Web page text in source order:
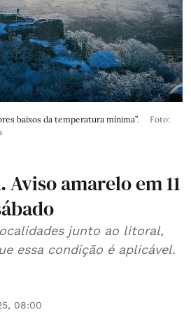
baixos da temperatura mínima”.
Foto:
amarelo em 11
junto ao litoral,
essa condição é aplicável.
08:00